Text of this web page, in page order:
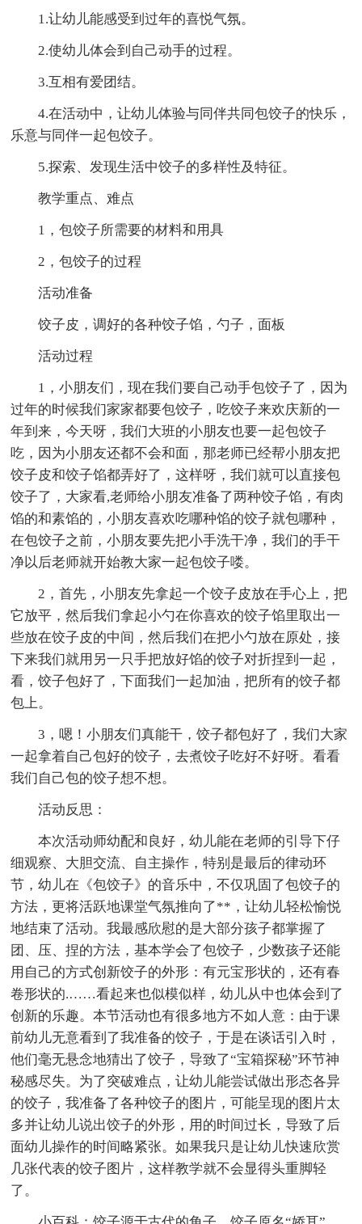
1.让幼儿能感受到过年的喜悦气氛。
2.使幼儿体会到自己动手的过程。
3.互相有爱团结。
4.在活动中，让幼儿体验与同伴共同包饺子的快乐，
乐意与同伴一起包饺子。
5.探索、发现生活中饺子的多样性及特征。
教学重点、难点
1，包饺子所需要的材料和用具
2，包饺子的过程
活动准备
饺子皮，调好的各种饺子馅，勺子，面板
活动过程
1，小朋友们，现在我们要自己动手包饺子了，因为
过年的时候我们家家都要包饺子，吃饺子来欢庆新的一
年到来，今天呀，我们大班的小朋友也要一起包饺子
吃，因为小朋友还都不会和面，那老师已经帮小朋友把
饺子皮和饺子馅都弄好了，这样呀，我们就可以直接包
饺子了，大家看,老师给小朋友准备了两种饺子馅，有肉
馅的和素馅的，小朋友喜欢吃哪种馅的饺子就包哪种，
在包饺子之前，小朋友要先把小手洗干净，我们的手干
净以后老师就开始教大家一起包饺子喽。
2，首先，小朋友先拿起一个饺子皮放在手心上，把
它放平，然后我们拿起小勺在你喜欢的饺子馅里取出一
些放在饺子皮的中间，然后我们在把小勺放在原处，接
下来我们就用另一只手把放好馅的饺子对折捏到一起，
看，饺子包好了，下面我们一起加油，把所有的饺子都
包上。
3，嗯！小朋友们真能干，饺子都包好了，我们大家
一起拿着自己包好的饺子，去煮饺子吃好不好呀。看看
我们自己包的饺子想不想。
活动反思：
本次活动师幼配和良好，幼儿能在老师的引导下仔
细观察、大胆交流、自主操作，特别是最后的律动环
节，幼儿在《包饺子》的音乐中，不仅巩固了包饺子的
方法，更将活跃地课堂气氛推向了**，让幼儿轻松愉悦
地结束了活动。我最感欣慰的是大部分孩子都掌握了
团、压、捏的方法，基本学会了包饺子，少数孩子还能
用自己的方式创新饺子的外形：有元宝形状的，还有春
卷形状的.……看起来也似模似样，幼儿从中也体会到了
创新的乐趣。本节活动也有很多地方不如人意：由于课
前幼儿无意看到了我准备的饺子，于是在谈话引入时，
他们毫无悬念地猜出了饺子，导致了“宝箱探秘”环节神
秘感尽失。为了突破难点，让幼儿能尝试做出形态各异
的饺子，我准备了各种饺子的图片，可能呈现的图片太
多并让幼儿说出饺子的外形，用的时间过长，导致了后
面幼儿操作的时间略紧张。如果我只是让幼儿快速欣赏
几张代表的饺子图片，这样教学就不会显得头重脚轻
了。